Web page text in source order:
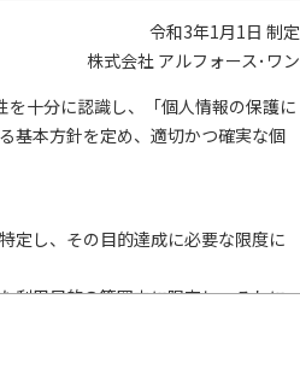
令和3年1月1日 制定
株式会社 アルフォース･ワン
十分に認識し、「個人情報の保護に
基本方針を定め、適切かつ確実な個
定し、その目的達成に必要な限度に
利用目的の範囲内に限定し、それに